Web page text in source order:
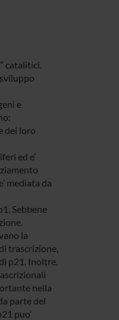
catalitici.
e
dei loro
ed e’
mediata da
Sebbene
la
trascrizione,
p21. Inoltre,
nella
parte del
puo’